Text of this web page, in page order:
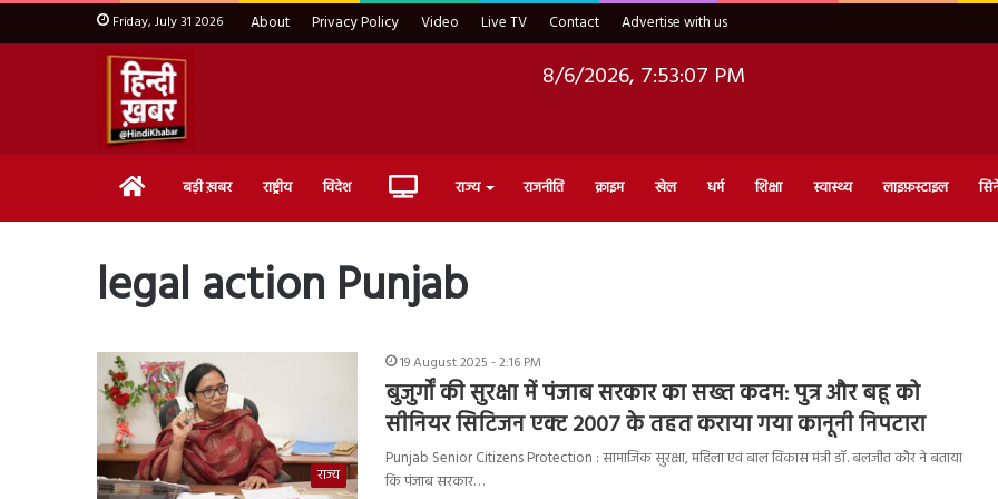
Friday, July 31 2026 About Privacy Policy Video Live TV Contact Advertise with us
8/6/2026, 7:53:07 PM
Home बड़ी ख़बर राष्ट्रीय विदेश Live राज्य राजनीति क्राइम खेल धर्म शिक्षा स्वास्थ्य लाइफ़स्टाइल
legal action Punjab
राज्य
19 August 2025 - 2:16 PM
बुजुर्गों की सुरक्षा में पंजाब सरकार का सख्त कदम: पुत्र और बहू को
सीनियर सिटिजन एक्ट 2007 के तहत कराया गया कानूनी निपटारा
Punjab Senior Citizens Protection : सामाजिक सुरक्षा, महिला एवं बाल विकास मंत्री डॉ. बलजीत कौर ने बताया
कि पंजाब सरकार…